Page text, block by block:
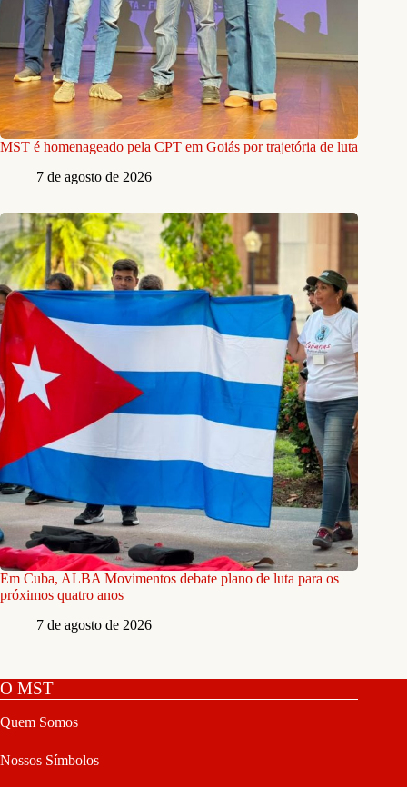
MST é homenageado pela CPT em Goiás por trajetória de luta
7 de agosto de 2026
Em Cuba, ALBA Movimentos debate plano de luta para os
próximos quatro anos
7 de agosto de 2026
O MST
Quem Somos
Nossos Símbolos